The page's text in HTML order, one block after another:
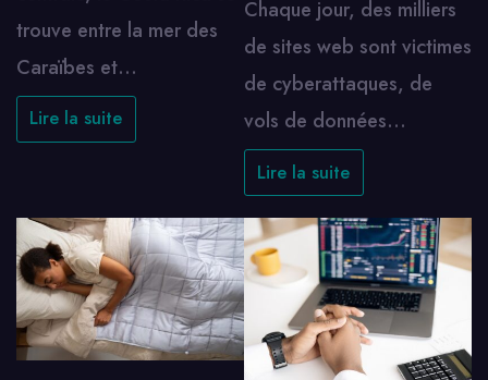
trouve entre la mer des
Caraïbes et…
Lire la suite
Chaque jour, des milliers
de sites web sont victimes
de cyberattaques, de
vols de données…
Lire la suite